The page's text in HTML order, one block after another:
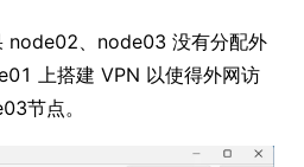
node02、node03 没有分配外
上搭建 VPN 以使得外网访
节点。